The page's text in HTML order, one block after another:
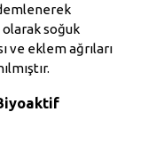
soğuk
ve eklem ağrıları